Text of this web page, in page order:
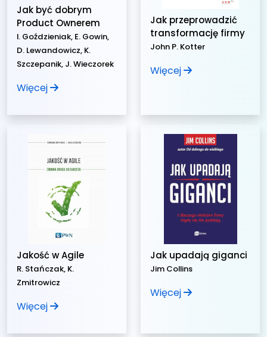
Jak być dobrym
Product Ownerem
I. Goździeniak, E. Gowin,
D. Lewandowicz, K.
Szczepanik, J. Wieczorek
Więcej
Jak przeprowadzić
transformację firmy
John P. Kotter
Więcej
Jakość w Agile
R. Stańczak, K.
Zmitrowicz
Więcej
Jak upadają giganci
Jim Collins
Więcej